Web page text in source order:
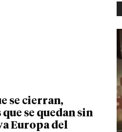
se cierran,
se quedan sin
Europa del